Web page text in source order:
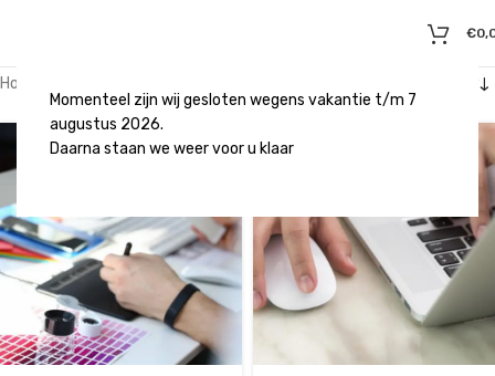
Momenteel zijn wij gesloten wegens vakantie t/m 7
augustus 2026.
Daarna staan we weer voor u klaar
€
Home